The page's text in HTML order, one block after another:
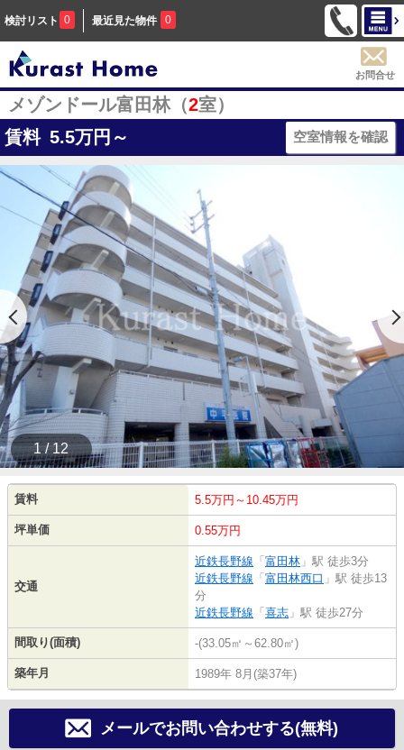
検討リスト 0 最近見た物件 0
お問合せ
メゾンドール富田林（2室）
賃料 5.5万円～ 空室情報を確認
1 / 12
賃料 5.5万円～10.45万円
坪単価 0.55万円
交通
近鉄長野線 「 富田林 」駅 徒歩3分
近鉄長野線 「 富田林西口 」駅 徒歩13
分
近鉄長野線 「 喜志 」駅 徒歩27分
間取り(面積) -(33.05㎡～62.80㎡)
築年月 1989年 8月(築37年)
メールでお問い合わせする(無料)